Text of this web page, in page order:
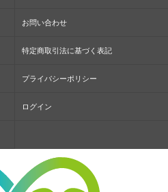
お問い合わせ
特定商取引法に基づく表記
プライバシーポリシー
ログイン